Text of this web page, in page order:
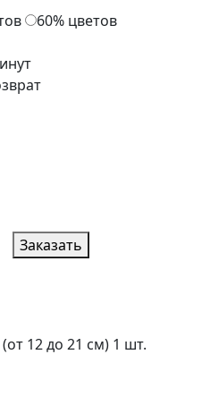
60% цветов
Заказать
12 до 21 см) 1 шт.